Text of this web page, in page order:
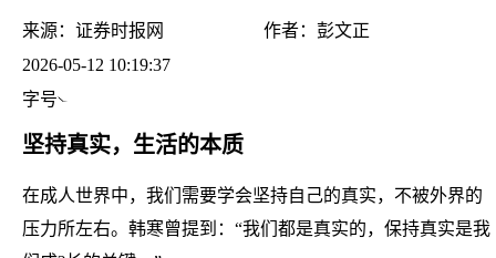
来源： 证券时报网 作者： 彭文正
2026-05-12 10:19:37
字号
坚持真实，生活的本质
在成人世界中，我们需要学会坚持自己的真实，不被外界的
压力所左右。韩寒曾提到：“我们都是真实的，保持真实是我